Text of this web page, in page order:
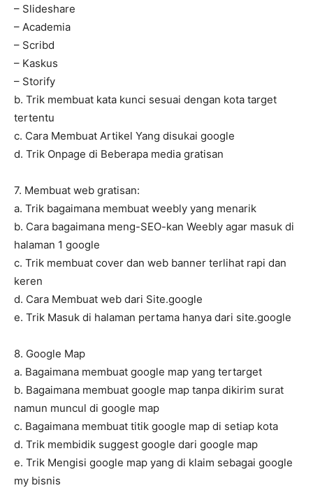
– Slideshare
– Academia
– Scribd
– Kaskus
– Storify
b. Trik membuat kata kunci sesuai dengan kota target
tertentu
c. Cara Membuat Artikel Yang disukai google
d. Trik Onpage di Beberapa media gratisan
7. Membuat web gratisan:
a. Trik bagaimana membuat weebly yang menarik
b. Cara bagaimana meng-SEO-kan Weebly agar masuk di
halaman 1 google
c. Trik membuat cover dan web banner terlihat rapi dan
keren
d. Cara Membuat web dari Site.google
e. Trik Masuk di halaman pertama hanya dari site.google
8. Google Map
a. Bagaimana membuat google map yang tertarget
b. Bagaimana membuat google map tanpa dikirim surat
namun muncul di google map
c. Bagaimana membuat titik google map di setiap kota
d. Trik membidik suggest google dari google map
e. Trik Mengisi google map yang di klaim sebagai google
my bisnis